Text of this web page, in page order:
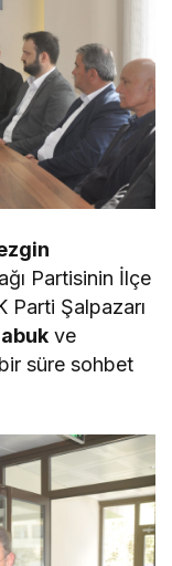
Partisinin İlçe
Parti Şalpazarı
ve
süre sohbet